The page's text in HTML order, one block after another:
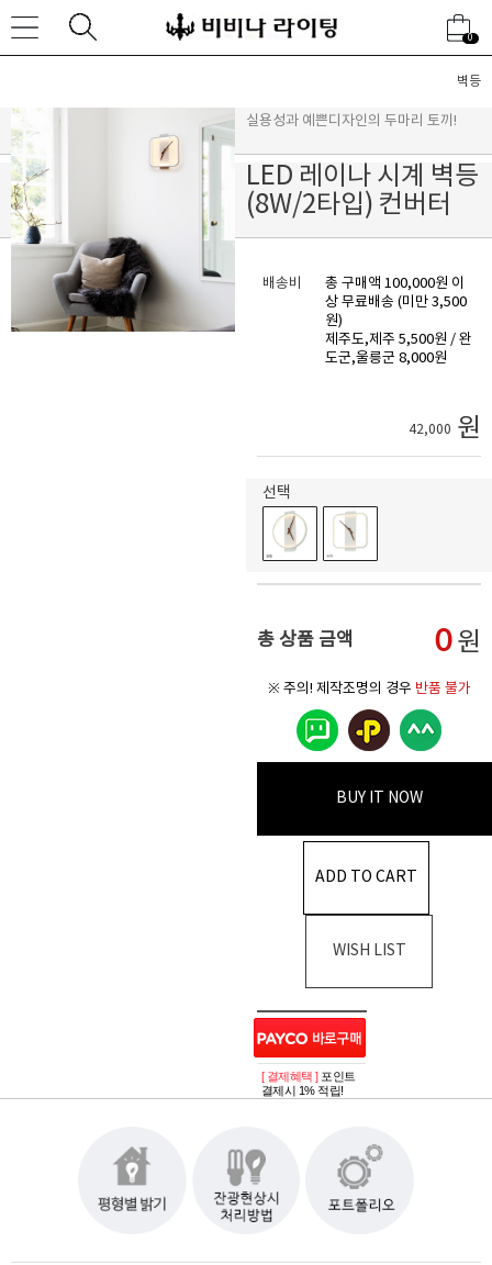
0
벽등
실용성과 예쁜디자인의 두마리 토끼!
LED 레이나 시계 벽등
(8W/2타입) 컨버터
배송비
총 구매액 100,000원 이
상 무료배송 (미만 3,500
원)
제주도,제주 5,500원 / 완
도군,울릉군 8,000원
42,000 원
선택
총 상품 금액 0원
※ 주의! 제작조명의 경우 반품 불가
BUY IT NOW
ADD TO CART
WISH LIST
[ 결제혜택 ] 포인트
결제시 1% 적립!